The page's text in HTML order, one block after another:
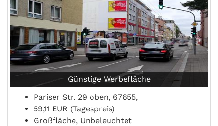
Günstige Werbefläche
Pariser Str. 29 oben, 67655,
59,11 EUR (Tagespreis)
Großfläche, Unbeleuchtet